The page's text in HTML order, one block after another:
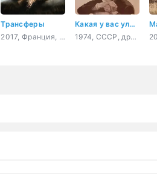
Трансферы
2017, Франция, Бельгия, фантастика, триллер
Какая у вас улыбка
1974, СССР, драма, комедия